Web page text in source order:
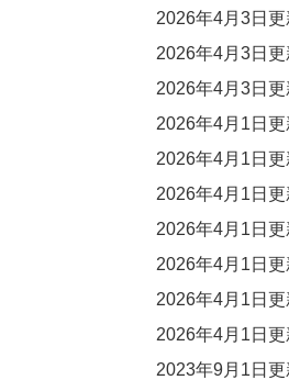
2026年4月3日更
2026年4月3日更
2026年4月3日更
2026年4月1日更
2026年4月1日更
2026年4月1日更
2026年4月1日更
2026年4月1日更
2026年4月1日更
2026年4月1日更
2023年9月1日更